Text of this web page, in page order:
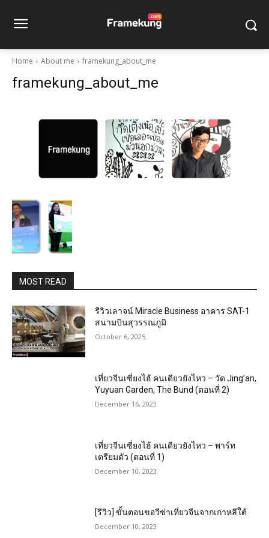
Home About me framekung_about_me
framekung_about_me
MOST READ
รีวิวเลาจน์ Miracle Business อาคาร SAT-1
สนามบินสุวรรณภูมิ
October 6, 2025
เที่ยวจีนเซี่ยงไฮ้ คนเดียวยังไหว – วัด Jing’an,
Yuyuan Garden, The Bund (ตอนที่ 2)
December 16, 2023
เที่ยวจีนเซี่ยงไฮ้ คนเดียวยังไหว – พาร์ท
เตรียมตัว (ตอนที่ 1)
December 10, 2023
[รีวิว] ขั้นตอนขอวีซ่าเที่ยวจีนจากเกาหลีใต้
December 10, 2023